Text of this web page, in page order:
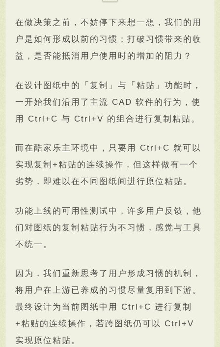
在做决策之前，不妨停下来想一想，我们的用
户是如何形成以前的习惯；打破习惯带来的收
益，是否能抵消用户使用时的增加的阻力？
在设计图纸中的「复制」与「粘贴」功能时，
一开始我们沿用了主流 CAD 软件的行为，使
用 Ctrl+C 与 Ctrl+V 的组合进行复制粘贴。
而在酷家乐主环境中，只要用 Ctrl+C 就可以
实现复制+粘贴的连续操作，但这样做有一个
劣势，即难以在不同图纸间进行原位粘贴。
功能上线的可用性测试中，许多用户反馈，他
们对图纸的复制粘贴行为不习惯，感觉与工具
不统一。
因为，我们重新思考了用户形成习惯的机制，
将用户在上游已养成的习惯尽量复用到下游。
最终设计为当前图纸中用 Ctrl+C 进行复制
+粘贴的连续操作，若跨图纸仍可以 Ctrl+V
实现原位粘贴。